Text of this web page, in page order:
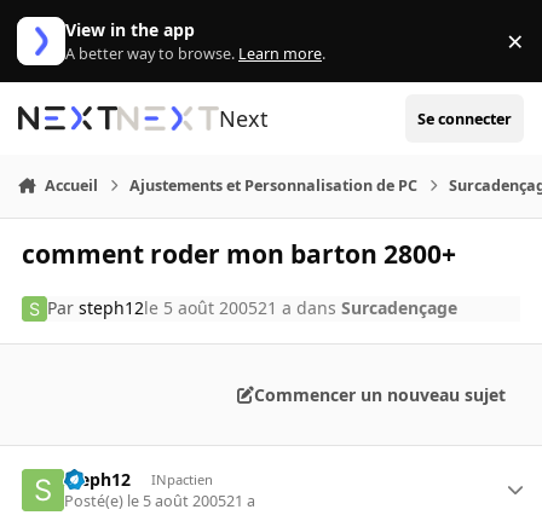
Aller au contenu
View in the app
A better way to browse. Learn more. ×
Next Se connecter
Accueil Ajustements et Personnalisation de PC
comment roder mon barton 2800+
Parsteph12le 5 août 200521 a dansSurcadençage
Commencer un nouveau sujet
steph12 INpactien
Posté(e) le 5 août 200521 a